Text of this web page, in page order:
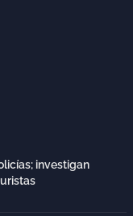
investigan